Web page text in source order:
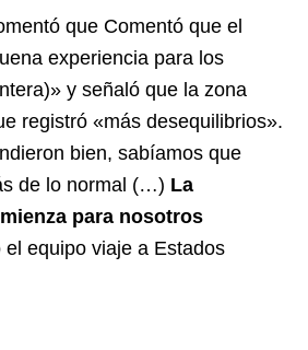
que Comentó que el
experiencia para los
y señaló que la zona
registró «más desequilibrios».
bien, sabíamos que
de lo normal (…) La
para nosotros
el equipo viaje a Estados